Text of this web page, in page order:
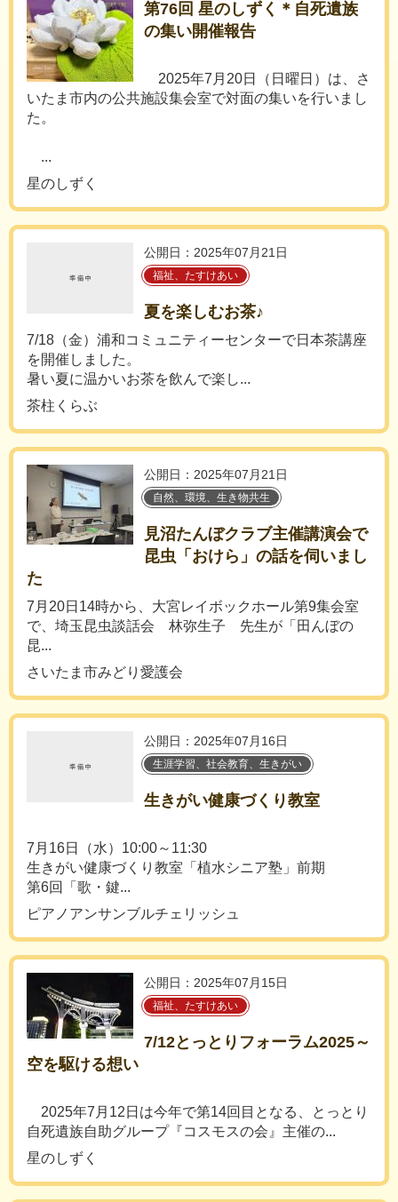
第76回 星のしずく＊自死遺族
の集い開催報告
2025年7月20日（日曜日）は、さ
いたま市内の公共施設集会室で対面の集いを行いまし
た。
...
星のしずく
公開日：2025年07月21日
福祉、たすけあい
夏を楽しむお茶♪
7/18（金）浦和コミュニティーセンターで日本茶講座
を開催しました。
暑い夏に温かいお茶を飲んで楽し...
茶柱くらぶ
公開日：2025年07月21日
自然、環境、生き物共生
見沼たんぼクラブ主催講演会で
昆虫「おけら」の話を伺いまし
た
7月20日14時から、大宮レイボックホール第9集会室
で、埼玉昆虫談話会 林弥生子 先生が「田んぼの
昆...
さいたま市みどり愛護会
公開日：2025年07月16日
生涯学習、社会教育、生きがい
生きがい健康づくり教室
7月16日（水）10:00～11:30
生きがい健康づくり教室「植水シニア塾」前期
第6回「歌・鍵...
ピアノアンサンブルチェリッシュ
公開日：2025年07月15日
福祉、たすけあい
7/12とっとりフォーラム2025～
空を駆ける想い
2025年7月12日は今年で第14回目となる、とっとり
自死遺族自助グループ『コスモスの会』主催の...
星のしずく